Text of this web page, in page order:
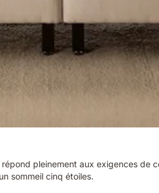
pleinement aux exigences
sommeil cinq étoiles.